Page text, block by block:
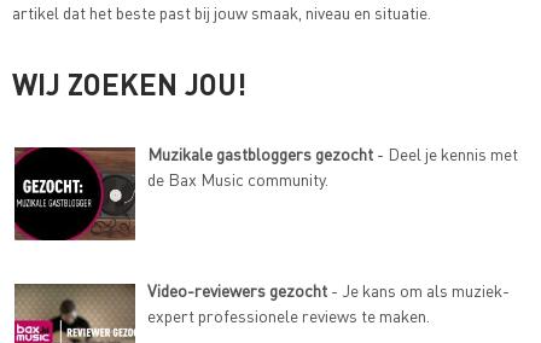
artikel dat het beste past bij jouw smaak, niveau en situatie.
WIJ ZOEKEN JOU!
Muzikale gastbloggers gezocht - Deel je kennis met
de Bax Music community.
Video-reviewers gezocht - Je kans om als muziek-
expert professionele reviews te maken.